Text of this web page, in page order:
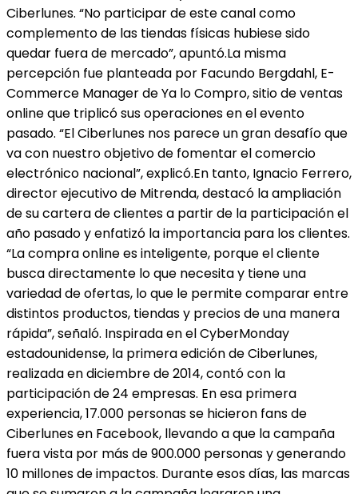
Ciberlunes. “No participar de este canal como
complemento de las tiendas físicas hubiese sido
quedar fuera de mercado”, apuntó.La misma
percepción fue planteada por Facundo Bergdahl, E-
Commerce Manager de Ya lo Compro, sitio de ventas
online que triplicó sus operaciones en el evento
pasado. “El Ciberlunes nos parece un gran desafío que
va con nuestro objetivo de fomentar el comercio
electrónico nacional”, explicó.En tanto, Ignacio Ferrero,
director ejecutivo de Mitrenda, destacó la ampliación
de su cartera de clientes a partir de la participación el
año pasado y enfatizó la importancia para los clientes.
“La compra online es inteligente, porque el cliente
busca directamente lo que necesita y tiene una
variedad de ofertas, lo que le permite comparar entre
distintos productos, tiendas y precios de una manera
rápida”, señaló. Inspirada en el CyberMonday
estadounidense, la primera edición de Ciberlunes,
realizada en diciembre de 2014, contó con la
participación de 24 empresas. En esa primera
experiencia, 17.000 personas se hicieron fans de
Ciberlunes en Facebook, llevando a que la campaña
fuera vista por más de 900.000 personas y generando
10 millones de impactos. Durante esos días, las marcas